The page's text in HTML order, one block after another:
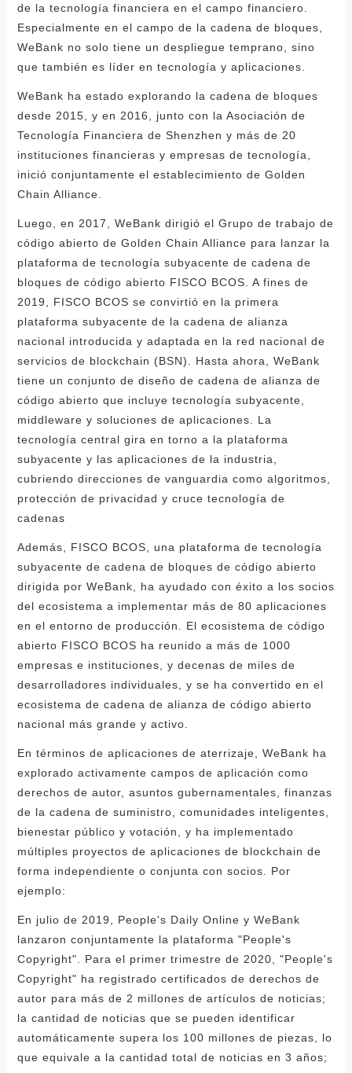
de la tecnología financiera en el campo financiero.
Especialmente en el campo de la cadena de bloques,
WeBank no solo tiene un despliegue temprano, sino
que también es líder en tecnología y aplicaciones.
WeBank ha estado explorando la cadena de bloques
desde 2015, y en 2016, junto con la Asociación de
Tecnología Financiera de Shenzhen y más de 20
instituciones financieras y empresas de tecnología,
inició conjuntamente el establecimiento de Golden
Chain Alliance.
Luego, en 2017, WeBank dirigió el Grupo de trabajo de
código abierto de Golden Chain Alliance para lanzar la
plataforma de tecnología subyacente de cadena de
bloques de código abierto FISCO BCOS. A fines de
2019, FISCO BCOS se convirtió en la primera
plataforma subyacente de la cadena de alianza
nacional introducida y adaptada en la red nacional de
servicios de blockchain (BSN). Hasta ahora, WeBank
tiene un conjunto de diseño de cadena de alianza de
código abierto que incluye tecnología subyacente,
middleware y soluciones de aplicaciones. La
tecnología central gira en torno a la plataforma
subyacente y las aplicaciones de la industria,
cubriendo direcciones de vanguardia como algoritmos,
protección de privacidad y cruce tecnología de
cadenas
Además, FISCO BCOS, una plataforma de tecnología
subyacente de cadena de bloques de código abierto
dirigida por WeBank, ha ayudado con éxito a los socios
del ecosistema a implementar más de 80 aplicaciones
en el entorno de producción. El ecosistema de código
abierto FISCO BCOS ha reunido a más de 1000
empresas e instituciones, y decenas de miles de
desarrolladores individuales, y se ha convertido en el
ecosistema de cadena de alianza de código abierto
nacional más grande y activo.
En términos de aplicaciones de aterrizaje, WeBank ha
explorado activamente campos de aplicación como
derechos de autor, asuntos gubernamentales, finanzas
de la cadena de suministro, comunidades inteligentes,
bienestar público y votación, y ha implementado
múltiples proyectos de aplicaciones de blockchain de
forma independiente o conjunta con socios. Por
ejemplo:
En julio de 2019, People's Daily Online y WeBank
lanzaron conjuntamente la plataforma "People's
Copyright". Para el primer trimestre de 2020, "People's
Copyright" ha registrado certificados de derechos de
autor para más de 2 millones de artículos de noticias;
la cantidad de noticias que se pueden identificar
automáticamente supera los 100 millones de piezas, lo
que equivale a la cantidad total de noticias en 3 años;